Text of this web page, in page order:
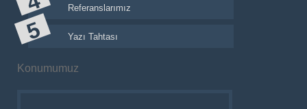
Referanslarımız
Yazı Tahtası
Konumumuz